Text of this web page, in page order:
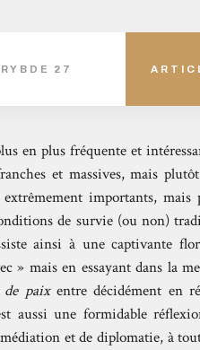
27
en plus fréquente et
et massives, mais
importants, mais
de survie (ou non)
ainsi à une captivante
» mais en essayant dans la
paixentre décidément en
aussi une formidable
et de diplomatie, à